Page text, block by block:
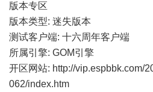
版本专区
版本类型: 迷失版本
测试客户端: 十六周年客户端
所属引擎: GOM引擎
开区网站: http://vip.espbbk.com/
062/index.htm